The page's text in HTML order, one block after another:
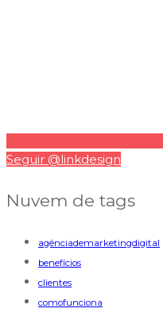
Seguir @linkdesign
Nuvem de tags
agênciademarketingdigital
benefícios
clientes
comofunciona